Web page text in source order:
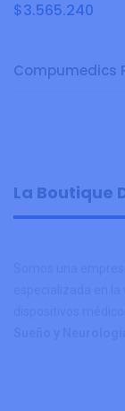
$3.565.240
Compumedics
La Boutique